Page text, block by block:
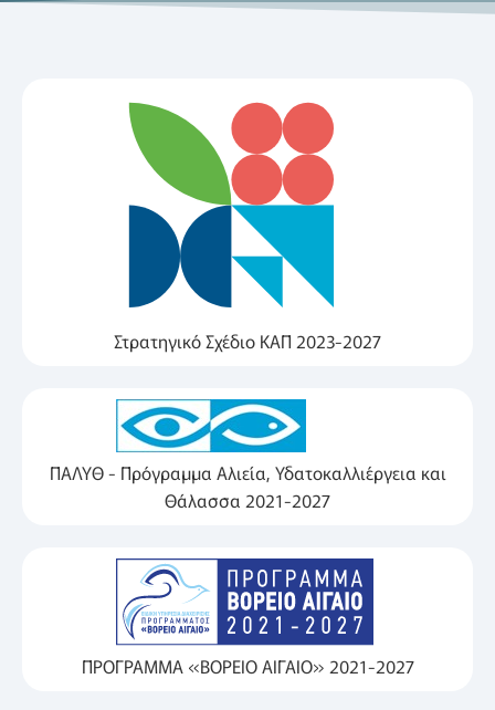
Στρατηγικό Σχέδιο ΚΑΠ 2023-2027
ΠΑΛΥΘ - Πρόγραμμα Αλιεία, Υδατοκαλλιέργεια και
Θάλασσα 2021-2027
ΠΡΟΓΡΑΜΜΑ «ΒΟΡΕΙΟ ΑΙΓΑΙΟ» 2021-2027